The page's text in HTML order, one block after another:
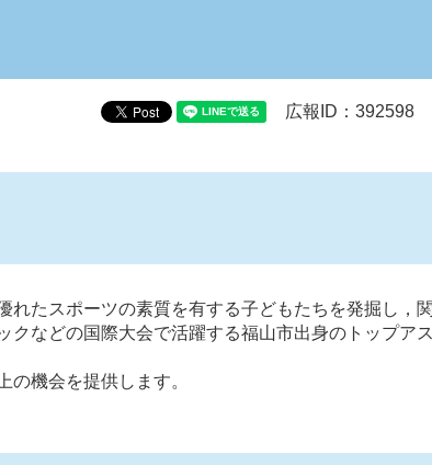
広報ID：392598
たスポーツの素質を有する子どもたちを発掘し，
などの国際大会で活躍する福山市出身のトップア
の機会を提供します。